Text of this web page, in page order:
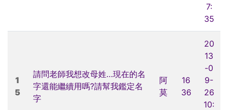
7:
35
1
5
請問老師我想改母姓…現在的名
字還能繼續用嗎?請幫我鑑定名
字
阿
莫
16
36
20
13
-0
9-
26
10: